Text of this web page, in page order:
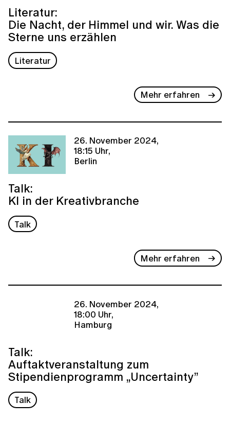
Literatur:
Die Nacht, der Himmel und wir. Was die
Sterne uns erzählen
Literatur
Mehr erfahren
26. November 2024,
18:15 Uhr,
Berlin
Talk:
KI in der Kreativbranche
Talk
Mehr erfahren
26. November 2024,
18:00 Uhr,
Hamburg
Talk:
Auftaktveranstaltung zum
Stipendienprogramm „Uncertainty”
Talk